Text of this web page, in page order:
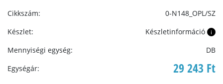
Cikkszám:
0-N148_OPL/SZ
Készlet:
Készletinformáció i
Mennyiségi egység:
DB
Egységár:
29 243 Ft